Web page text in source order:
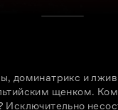
доминатрикс и
щенком.
Исключительно